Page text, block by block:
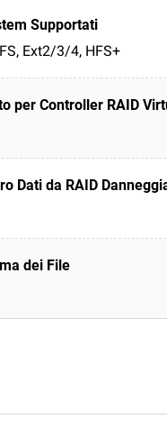
Ext2/3/4, HFS+